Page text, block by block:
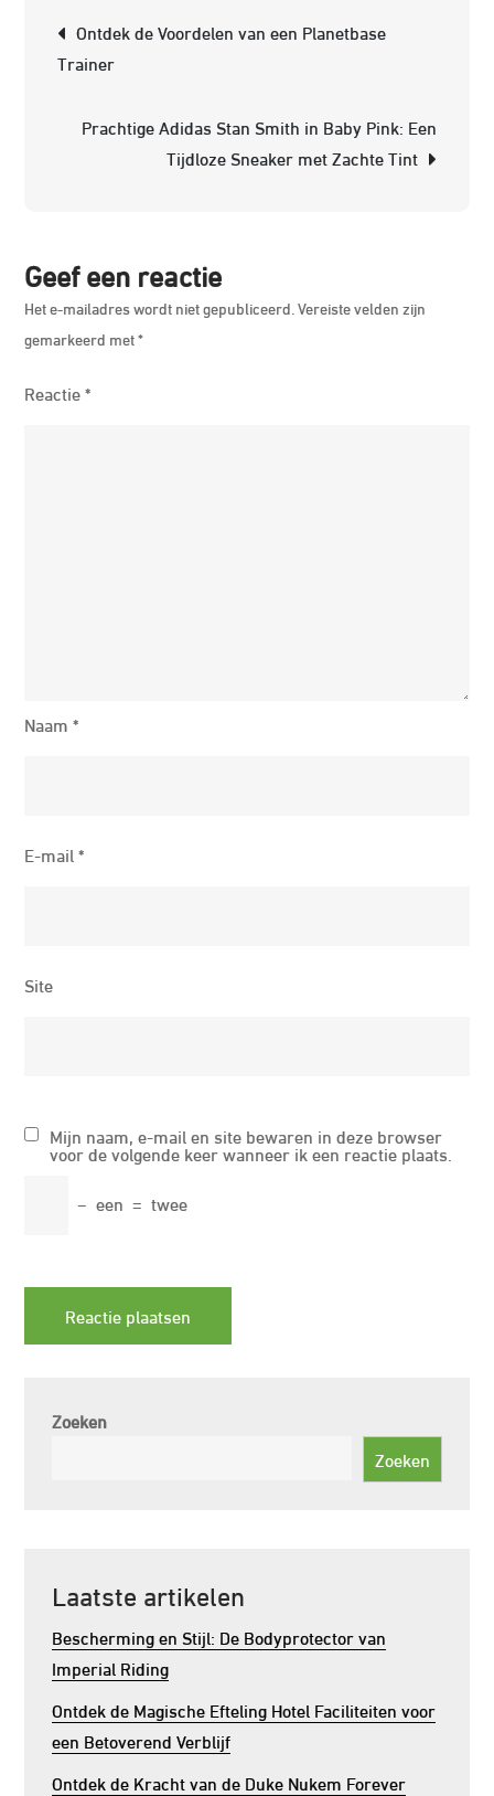
Ontdek de Voordelen van een Planetbase
Trainer
Prachtige Adidas Stan Smith in Baby Pink: Een
Tijdloze Sneaker met Zachte Tint
Geef een reactie
Het e-mailadres wordt niet gepubliceerd. Vereiste velden zijn
gemarkeerd met*
Reactie*
Naam*
E-mail*
Site
Mijn naam, e-mail en site bewaren in deze browser
voor de volgende keer wanneer ik een reactie plaats.
− een = twee
Zoeken
Zoeken
Laatste artikelen
Bescherming en Stijl: De Bodyprotector van
Imperial Riding
Ontdek de Magische Efteling Hotel Faciliteiten voor
een Betoverend Verblijf
Ontdek de Kracht van de Duke Nukem Forever